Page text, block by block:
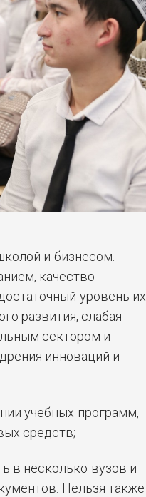
и бизнесом.
качество
уровень их
развития, слабая
сектором и
инноваций и
учебных программ,
средств;
в несколько вузов и
Нельзя также